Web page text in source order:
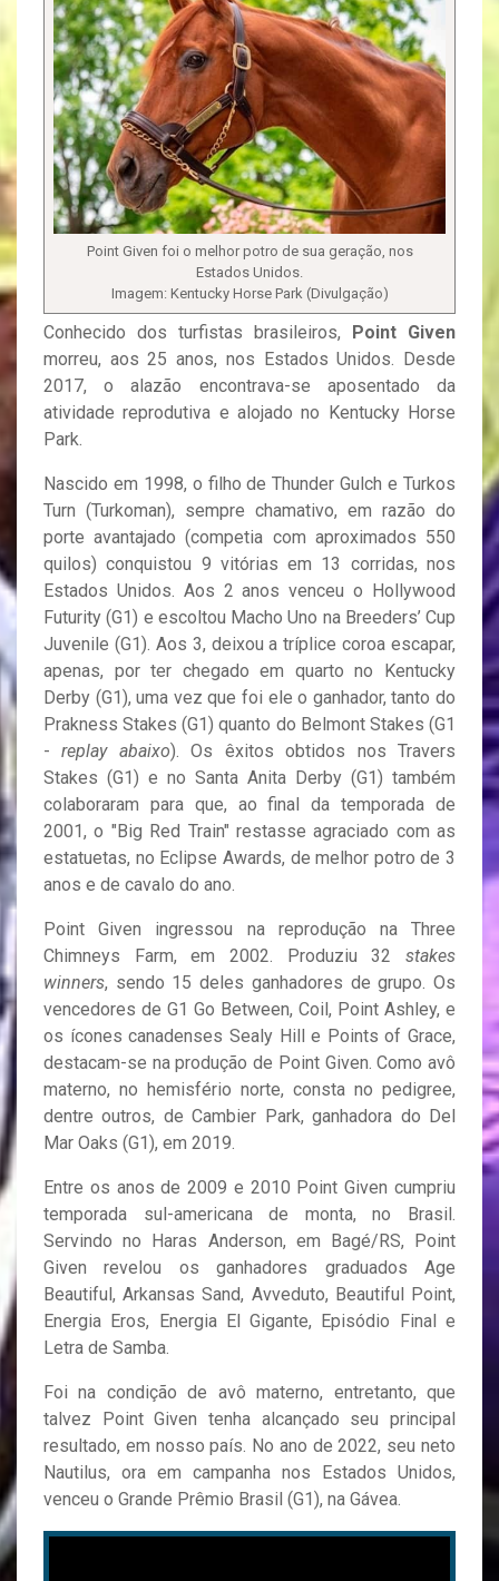
Point Given foi o melhor potro de sua geração, nos
Estados Unidos.
Imagem: Kentucky Horse Park (Divulgação)
Conhecido dos turfistas brasileiros,
Point Given
morreu, aos 25 anos, nos Estados Unidos. Desde
2017, o alazão encontrava-se aposentado da
atividade reprodutiva e alojado no Kentucky Horse
Park.
Nascido em 1998, o filho de Thunder Gulch e Turkos
Turn (Turkoman), sempre chamativo, em razão do
porte avantajado (competia com aproximados 550
quilos) conquistou 9 vitórias em 13 corridas, nos
Estados Unidos. Aos 2 anos venceu o Hollywood
Futurity (G1) e escoltou Macho Uno na Breeders’ Cup
Juvenile (G1). Aos 3, deixou a tríplice coroa escapar,
apenas, por ter chegado em quarto no Kentucky
Derby (G1), uma vez que foi ele o ganhador, tanto do
Prakness Stakes (G1) quanto do Belmont Stakes (G1
-replay abaixo). Os êxitos obtidos nos Travers
Stakes (G1) e no Santa Anita Derby (G1) também
colaboraram para que, ao final da temporada de
2001, o "Big Red Train" restasse agraciado com as
estatuetas, no Eclipse Awards, de melhor potro de 3
anos e de cavalo do ano.
Point Given ingressou na reprodução na Three
Chimneys Farm, em 2002. Produziu 32 stakes
winners, sendo 15 deles ganhadores de grupo. Os
vencedores de G1 Go Between, Coil, Point Ashley, e
os ícones canadenses Sealy Hill e Points of Grace,
destacam-se na produção de Point Given. Como avô
materno, no hemisfério norte, consta no pedigree,
dentre outros, de Cambier Park, ganhadora do Del
Mar Oaks (G1), em 2019.
Entre os anos de 2009 e 2010 Point Given cumpriu
temporada sul-americana de monta, no Brasil.
Servindo no Haras Anderson, em Bagé/RS, Point
Given revelou os ganhadores graduados Age
Beautiful, Arkansas Sand, Avveduto, Beautiful Point,
Energia Eros, Energia El Gigante, Episódio Final e
Letra de Samba.
Foi na condição de avô materno, entretanto, que
talvez Point Given tenha alcançado seu principal
resultado, em nosso país. No ano de 2022, seu neto
Nautilus, ora em campanha nos Estados Unidos,
venceu o Grande Prêmio Brasil (G1), na Gávea.